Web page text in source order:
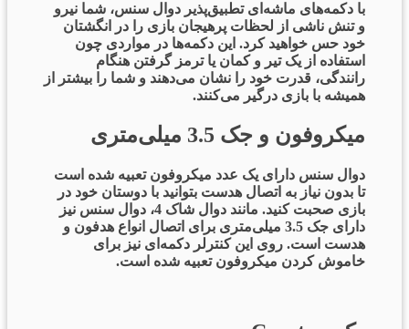
با دکمه‌های ماشه‌ای تطبیق‌پذیر دوال سنس، شما نیرو
و تنش ناشی از لحظات پرهیجان بازی را در انگشتان
خود حس خواهید کرد. این دکمه‌ها در مواردی چون
استفاده از یک تیر و کمان یا ترمز گرفتن هنگام
رانندگی، قدرت خود را نشان می‌دهند و شما را بیشتر از
همیشه با بازی درگیر می‌کنند.
میکروفون و جک 3.5 میلی‌متری
دوال سنس دارای یک عدد میکروفون تعبیه شده است
تا بدون نیاز به اتصال هدست بتوانید با دوستان خود در
بازی صحبت کنید. مانند دوال شاک 4، دوال سنس نیز
دارای جک 3.5 میلی‌متری برای اتصال انواع هدفون و
هدست است. روی این کنترلر دکمه‌ای نیز برای
خاموش کردن میکروفون تعبیه شده است.